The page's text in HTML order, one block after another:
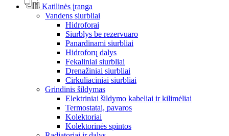
Katilinės įranga
Vandens siurbliai
Hidroforai
Siurblys be rezervuaro
Panardinami siurbliai
Hidroforų dalys
Fekaliniai siurbliai
Drenažiniai siurbliai
Cirkuliaciniai siurbliai
Grindinis šildymas
Elektriniai šildymo kabeliai ir kilimėliai
Termostatai, pavaros
Kolektoriai
Kolektorinės spintos